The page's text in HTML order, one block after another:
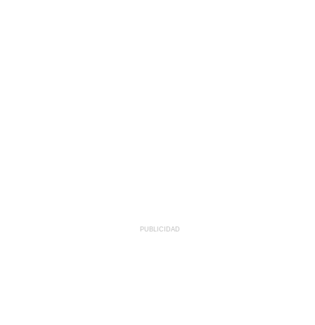
PUBLICIDAD